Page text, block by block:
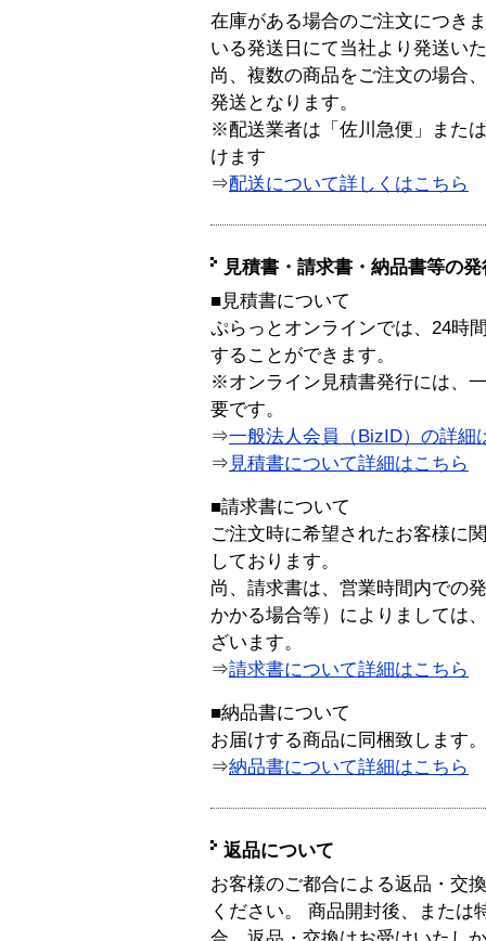
在庫がある場合のご注文につき
いる発送日にて当社より発送い
尚、複数の商品をご注文の場合
発送となります。
※配送業者は「佐川急便」また
けます
⇒配送について詳しくはこちら
見積書・請求書・納品書等の
■見積書について
ぷらっとオンラインでは、24時
することができます。
※オンライン見積書発行には、
要です。
⇒一般法人会員（BizID）の詳細
⇒ 見積書について詳細はこちら
■請求書について
ご注文時に希望されたお客様に
しております。
尚、請求書は、営業時間内での
かかる場合等）によりましては
ざいます。
⇒請求書について詳細はこちら
■納品書について
お届けする商品に同梱致します。
⇒納品書について詳細はこちら
返品について
お客様のご都合による返品・交
ください。 商品開封後、または